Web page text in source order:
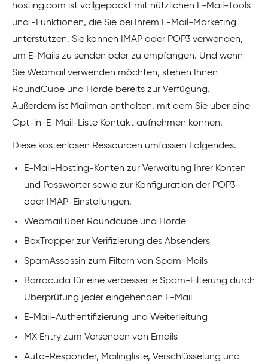
hosting.com ist vollgepackt mit nützlichen E-Mail-Tools
und -Funktionen, die Sie bei Ihrem E-Mail-Marketing
unterstützen. Sie können IMAP oder POP3 verwenden,
um E-Mails zu senden oder zu empfangen. Und wenn
Sie Webmail verwenden möchten, stehen Ihnen
RoundCube und Horde bereits zur Verfügung.
Außerdem ist Mailman enthalten, mit dem Sie über eine
Opt-in-E-Mail-Liste Kontakt aufnehmen können.
Diese kostenlosen Ressourcen umfassen Folgendes.
E-Mail-Hosting-Konten zur Verwaltung Ihrer Konten
und Passwörter sowie zur Konfiguration der POP3-
oder IMAP-Einstellungen.
Webmail über Roundcube und Horde
BoxTrapper zur Verifizierung des Absenders
SpamAssassin zum Filtern von Spam-Mails
Barracuda für eine verbesserte Spam-Filterung durch
Überprüfung jeder eingehenden E-Mail
E-Mail-Authentifizierung und Weiterleitung
MX Entry zum Versenden von Emails
Auto-Responder, Mailingliste, Verschlüsselung und